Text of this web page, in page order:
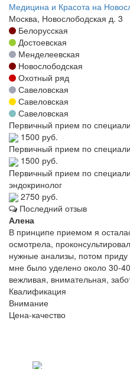
Медицина и Красота на
Москва, Новослободская д. 3
Белорусская
Достоевская
Менделеевская
Новослободская
Охотный ряд
Савеловская
Савеловская
Савеловская
Первичный прием по
1500 руб.
Первичный прием по
1500 руб.
Первичный прием по
эндокринолог
2750 руб.
Последний отзыв
Алена
В принципе приемом я
осмотрела,
нужные анализы, потом
мне было уделено около 30-
вежливая, внимательная,
Квалификация
Внимание
Цена-качество